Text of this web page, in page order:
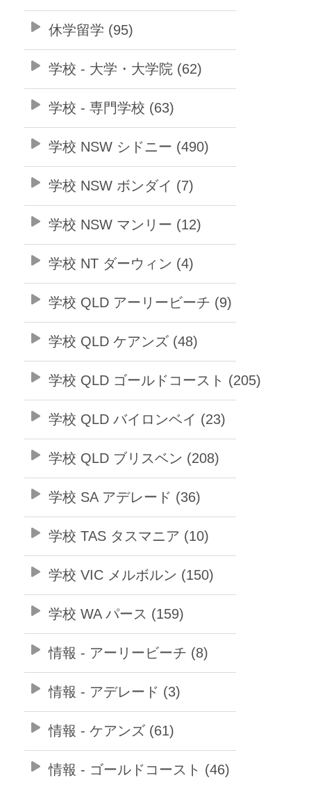
休学留学 (95)
学校 - 大学・大学院 (62)
学校 - 専門学校 (63)
学校 NSW シドニー (490)
学校 NSW ボンダイ (7)
学校 NSW マンリー (12)
学校 NT ダーウィン (4)
学校 QLD アーリービーチ (9)
学校 QLD ケアンズ (48)
学校 QLD ゴールドコースト (205)
学校 QLD バイロンベイ (23)
学校 QLD ブリスベン (208)
学校 SA アデレード (36)
学校 TAS タスマニア (10)
学校 VIC メルボルン (150)
学校 WA パース (159)
情報 - アーリービーチ (8)
情報 - アデレード (3)
情報 - ケアンズ (61)
情報 - ゴールドコースト (46)